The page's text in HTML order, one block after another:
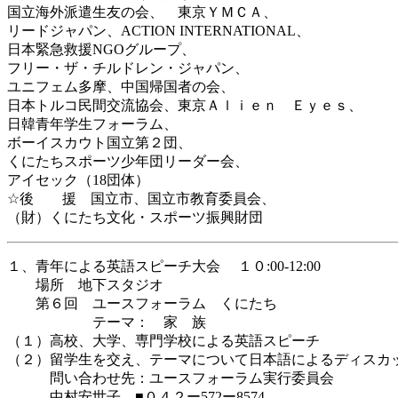
国立海外派遣生友の会、 東京ＹＭＣＡ、
リードジャパン、ACTION INTERNATIONAL、
日本緊急救援NGOグループ、
フリー・ザ・チルドレン・ジャパン、
ユニフェム多摩、中国帰国者の会、
日本トルコ民間交流協会、東京Ａｌｉｅｎ Ｅｙｅｓ、
日韓青年学生フォーラム、
ボーイスカウト国立第２団、
くにたちスポーツ少年団リーダー会、
アイセック（18団体）
☆後 援 国立市、国立市教育委員会、
（財）くにたち文化・スポーツ振興財団
１、青年による英語スピーチ大会 １０:00-12:00
場所 地下スタジオ
第６回 ユースフォーラム くにたち
テーマ： 家 族
（１）高校、大学、専門学校による英語スピーチ
（２）留学生を交え、テーマについて日本語によるディスカ
問い合わせ先：ユースフォーラム実行委員会